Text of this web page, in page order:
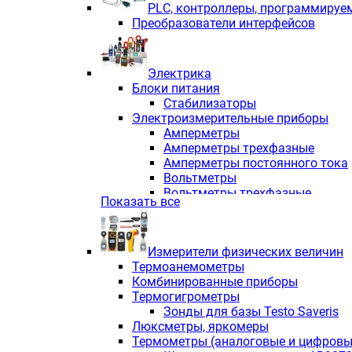
PLС, контроллеры,
Преобразователи интерфейсов
Электрика
Блоки питания
Стабилизаторы
Электроизмерительные приборы
Амперметры
Амперметры трехфазные
Амперметры постоянного тока
Вольтметры
Вольтметры трехфазные
Вольтметры постоянного тока
Индикаторы аналоговых
Измерители COS F
Комбинированные приборы
Комбинированные приборы
Комбинированные приборы
Анализаторы качества
Анализаторы мощности
Показать все
Измерители физических величин
Термоанемометры
Комбинированные приборы
Термогигрометры
Зонды для базы Testo Saveris
Люксметры, яркомеры
Термометры (аналоговые и